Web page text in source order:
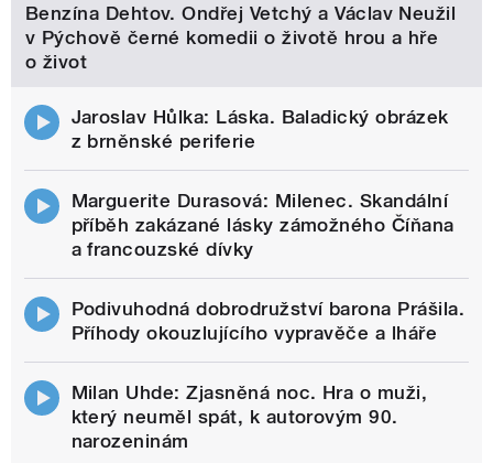
Benzína Dehtov. Ondřej Vetchý a Václav Neužil
v Pýchově černé komedii o životě hrou a hře
o život
Jaroslav Hůlka: Láska. Baladický obrázek
z brněnské periferie
Marguerite Durasová: Milenec. Skandální
příběh zakázané lásky zámožného Číňana
a francouzské dívky
Podivuhodná dobrodružství barona Prášila.
Příhody okouzlujícího vypravěče a lháře
Milan Uhde: Zjasněná noc. Hra o muži,
který neuměl spát, k autorovým 90.
narozeninám